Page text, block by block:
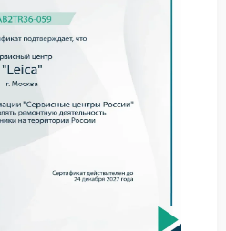
сервис Leica.
подход
имеют разные
файлов;
ПО с носителями данных;